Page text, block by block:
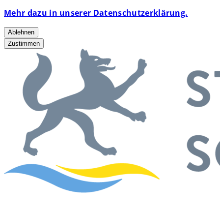
Mehr dazu in unserer Datenschutzerklärung.
Ablehnen
Zustimmen